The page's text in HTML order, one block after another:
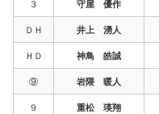
３ 守屋 優作
ＤＨ
井上 湧人
ＨＤ
神鳥 皓誠
⑨
岩隈 暖人
９
重松 瑛翔